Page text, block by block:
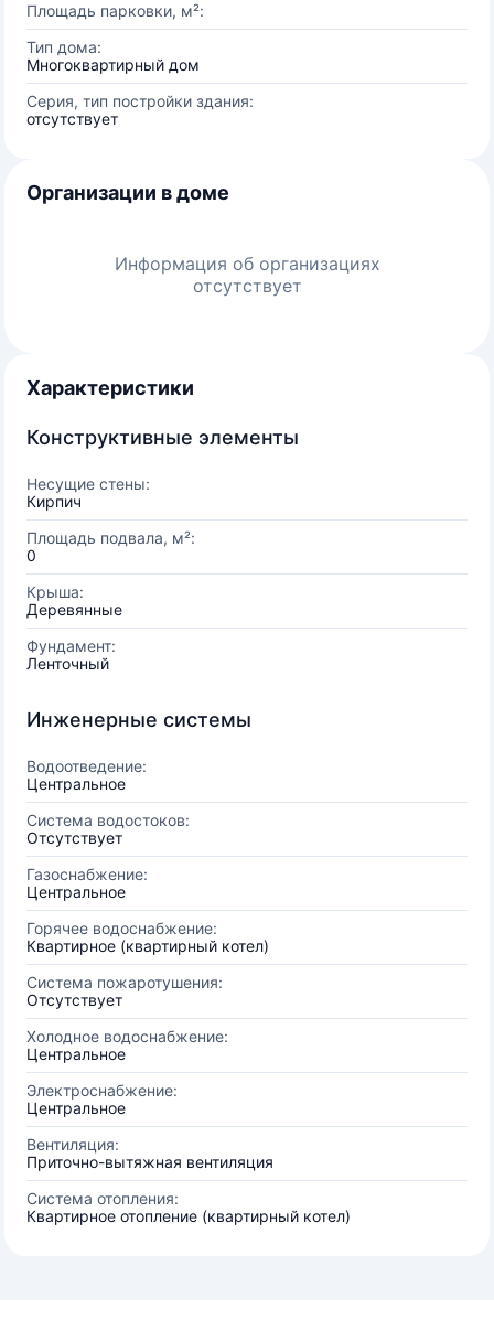
Площадь парковки, м²:
Тип дома:
Многоквартирный дом
Серия, тип постройки здания:
отсутствует
Организации в доме
Информация об организациях
отсутствует
Характеристики
Конструктивные элементы
Несущие стены:
Кирпич
Площадь подвала, м²:
0
Крыша:
Деревянные
Фундамент:
Ленточный
Инженерные системы
Водоотведение:
Центральное
Система водостоков:
Отсутствует
Газоснабжение:
Центральное
Горячее водоснабжение:
Квартирное (квартирный котел)
Система пожаротушения:
Отсутствует
Холодное водоснабжение:
Центральное
Электроснабжение:
Центральное
Вентиляция:
Приточно-вытяжная вентиляция
Система отопления:
Квартирное отопление (квартирный котел)